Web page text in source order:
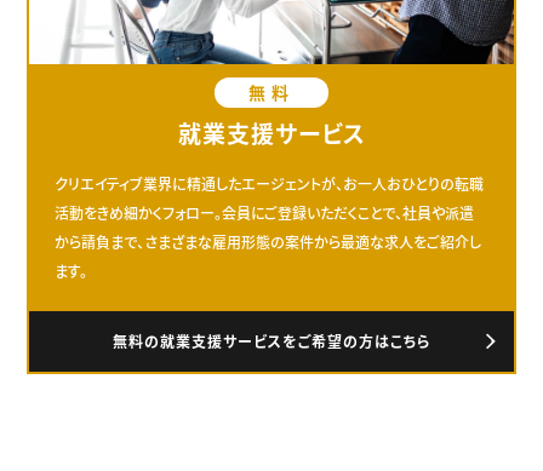
無料
就業支援サービス
クリエイティブ業界に精通したエージェントが、お一人おひとりの転職
活動をきめ細かくフォロー。会員にご登録いただくことで、社員や派遣
から請負まで、さまざまな雇用形態の案件から最適な求人をご紹介し
ます。
無料の就業支援サービスをご希望の方はこちら